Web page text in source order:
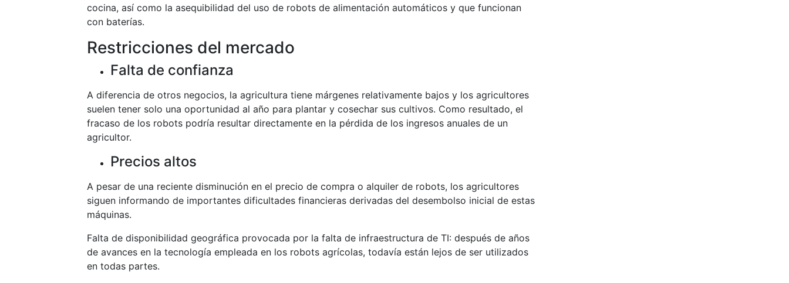
cocina, así como la asequibilidad del uso de robots de alimentación automáticos y que funcionan
con baterías.
Restricciones del mercado
Falta de confianza
A diferencia de otros negocios, la agricultura tiene márgenes relativamente bajos y los agricultores
suelen tener solo una oportunidad al año para plantar y cosechar sus cultivos. Como resultado, el
fracaso de los robots podría resultar directamente en la pérdida de los ingresos anuales de un
agricultor.
Precios altos
A pesar de una reciente disminución en el precio de compra o alquiler de robots, los agricultores
siguen informando de importantes dificultades financieras derivadas del desembolso inicial de estas
máquinas.
Falta de disponibilidad geográfica provocada por la falta de infraestructura de TI: después de años
de avances en la tecnología empleada en los robots agrícolas, todavía están lejos de ser utilizados
en todas partes.